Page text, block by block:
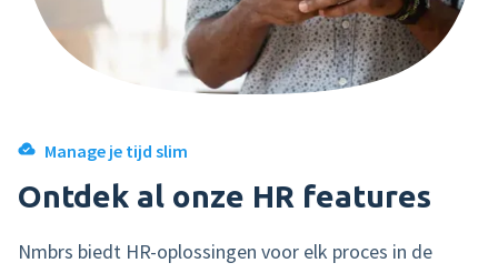
Manage je tijd slim
Ontdek al onze HR features
Nmbrs biedt HR-oplossingen voor elk proces in de